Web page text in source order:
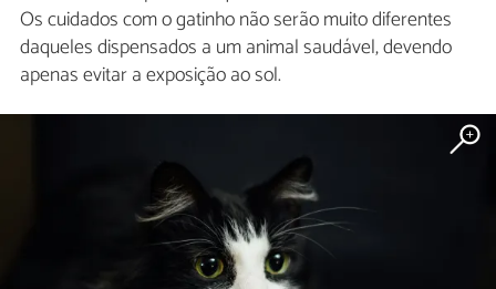
Os cuidados com o gatinho não serão muito diferentes
daqueles dispensados a um animal saudável, devendo
apenas evitar a exposição ao sol.